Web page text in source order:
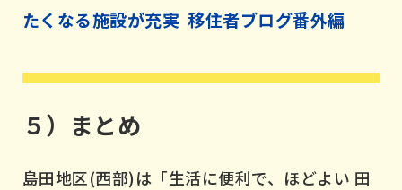
たくなる施設が充実 移住者ブログ番外編
５）まとめ
島田地区(西部)は「生活に便利で、ほどよい 田